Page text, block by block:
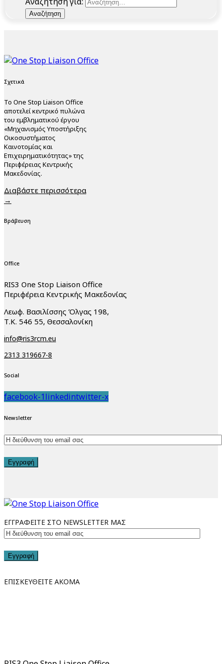
Σχετικά
Το One Stop Liaison Office
αποτελεί κεντρικό πυλώνα
του εμβληματικού έργου
«Μηχανισμός Υποστήριξης
Οικοσυστήματος
Καινοτομίας και
Επιχειρηματικότητας» της
Περιφέρειας Κεντρικής
Μακεδονίας.
Διαβάστε περισσότερα
→
Βράβευση
Office
RIS3 One Stop Liaison Office
Περιφέρεια Κεντρικής Μακεδονίας
Λεωφ. Βασιλίσσης Όλγας 198,
Τ.Κ. 546 55, Θεσσαλονίκη
info@ris3rcm.eu
2313 319667-8
Social
facebook-1linkedintwitter-x
Newsletter
Εγγραφή
ΕΓΓΡΑΦΕΙΤΕ ΣΤΟ NEWSLETTER ΜΑΣ
Εγγραφή
ΕΠΙΣΚΕΥΘΕΙΤΕ ΑΚΟΜΑ